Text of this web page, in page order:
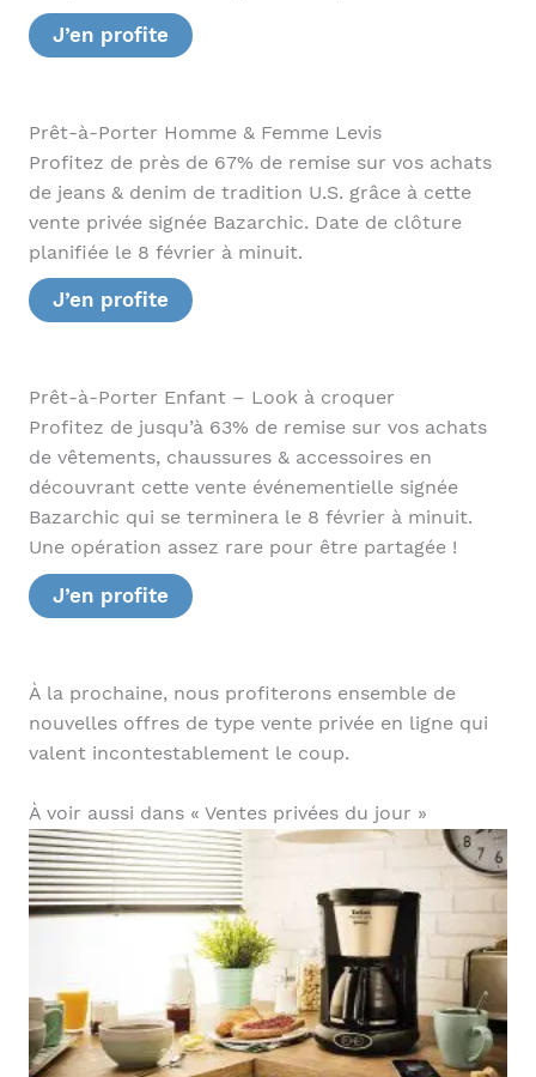
J’en profite
Prêt-à-Porter Homme & Femme Levis
Profitez de près de 67% de remise sur vos achats
de jeans & denim de tradition U.S. grâce à cette
vente privée signée Bazarchic. Date de clôture
planifiée le 8 février à minuit.
J’en profite
Prêt-à-Porter Enfant – Look à croquer
Profitez de jusqu’à 63% de remise sur vos achats
de vêtements, chaussures & accessoires en
découvrant cette vente événementielle signée
Bazarchic qui se terminera le 8 février à minuit.
Une opération assez rare pour être partagée !
J’en profite
À la prochaine, nous profiterons ensemble de
nouvelles offres de type vente privée en ligne qui
valent incontestablement le coup.
À voir aussi dans « Ventes privées du jour »